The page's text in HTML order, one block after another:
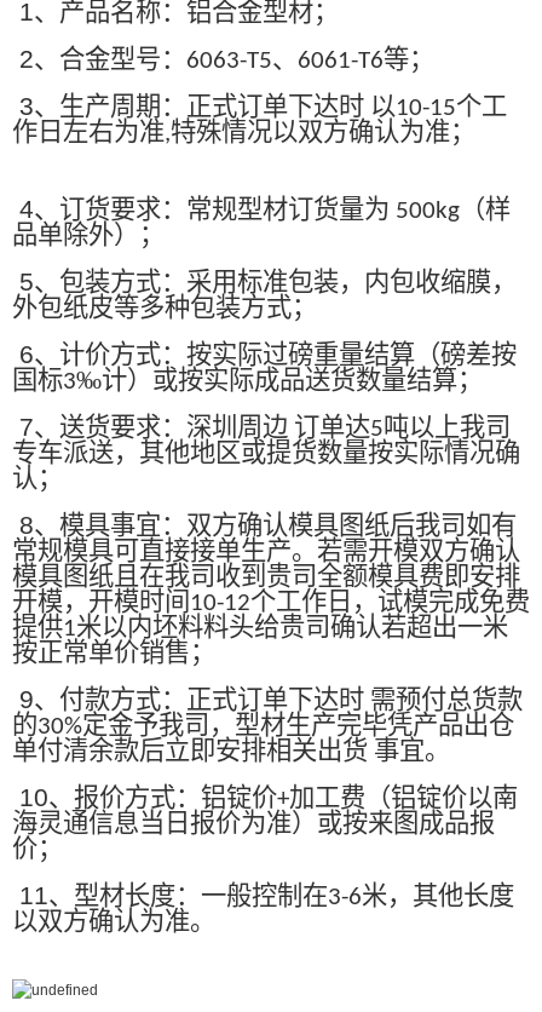
1、产品名称：铝合金型材；
2、合金型号： 6063-T5、 6061-T6等；
3、生产周期：正式订单下达时 以10-15个工
作日左右为准,特殊情况以双方确认为准；
4、订货要求：常规型材订货量为 500kg （样
品单除外）；
5、包装方式：采用标准包装，内包收缩膜，
外包纸皮等多种包装方式；
6、计价方式：按实际过磅重量结算（磅差按
国标3‰计）或按实际成品送货数量结算；
7、送货要求：深圳周边 订单达5吨以上我司
专车派送，其他地区或提货数量按实际情况确
认；
8、模具事宜：双方确认模具图纸后我司如有
常规模具可直接接单生产。若需开模双方确认
模具图纸且在我司收到贵司全额模具费即安排
开模，开模时间 10-12个工作日，试模完成免费
提供1米以内坯料料头给贵司确认若超出一米
按正常单价销售；
9、付款方式：正式订单下达时 需预付总货款
的30%定金予我司，型材生产完毕凭产品出仓
单付清余款后立即安排相关出货 事宜。
10、报价方式：铝锭价+加工费（铝锭价以南
海灵通信息当日报价为准）或按来图成品报
价；
11、型材长度：一般控制在3-6米，其他长度
以双方确认为准。